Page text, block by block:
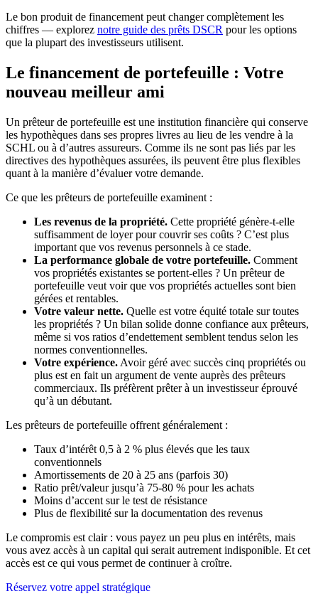
Le bon produit de financement peut changer complètement les
chiffres — explorez notre guide des prêts DSCR pour les options
que la plupart des investisseurs utilisent.
Le financement de portefeuille : Votre
nouveau meilleur ami
Un prêteur de portefeuille est une institution financière qui conserve
les hypothèques dans ses propres livres au lieu de les vendre à la
SCHL ou à d’autres assureurs. Comme ils ne sont pas liés par les
directives des hypothèques assurées, ils peuvent être plus flexibles
quant à la manière d’évaluer votre demande.
Ce que les prêteurs de portefeuille examinent :
Les revenus de la propriété. Cette propriété génère-t-elle
suffisamment de loyer pour couvrir ses coûts ? C’est plus
important que vos revenus personnels à ce stade.
La performance globale de votre portefeuille. Comment
vos propriétés existantes se portent-elles ? Un prêteur de
portefeuille veut voir que vos propriétés actuelles sont bien
gérées et rentables.
Votre valeur nette. Quelle est votre équité totale sur toutes
les propriétés ? Un bilan solide donne confiance aux prêteurs,
même si vos ratios d’endettement semblent tendus selon les
normes conventionnelles.
Votre expérience. Avoir géré avec succès cinq propriétés ou
plus est en fait un argument de vente auprès des prêteurs
commerciaux. Ils préfèrent prêter à un investisseur éprouvé
qu’à un débutant.
Les prêteurs de portefeuille offrent généralement :
Taux d’intérêt 0,5 à 2 % plus élevés que les taux
conventionnels
Amortissements de 20 à 25 ans (parfois 30)
Ratio prêt/valeur jusqu’à 75-80 % pour les achats
Moins d’accent sur le test de résistance
Plus de flexibilité sur la documentation des revenus
Le compromis est clair : vous payez un peu plus en intérêts, mais
vous avez accès à un capital qui serait autrement indisponible. Et cet
accès est ce qui vous permet de continuer à croître.
Réservez votre appel stratégique